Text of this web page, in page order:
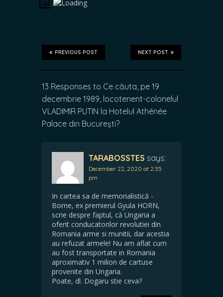
NEXT POST
PREVIOUS POST
13 Responses to Ce căuta, pe 19
decembrie 1989, locotenent-colonelul
VLADIMIR PUTIN la Hotelul Athénée
Palace din București?
TARABOSSTES says:
December 22, 2020 at 2:35
pm
In cartea sa de memorialistică -
Borne, ex premierul Gyula HORN,
scrie despre faptul, că Ungaria a
oferit conducatorilor revolutiei din
Romania arme si munitii, dar acestia
au refuzat armele! Nu am aflat cum
au fost transportate in Romania
aproximativ 1 milion de cartuse
provenite din Ungaria.
Poate, dl. Dogaru stie ceva?